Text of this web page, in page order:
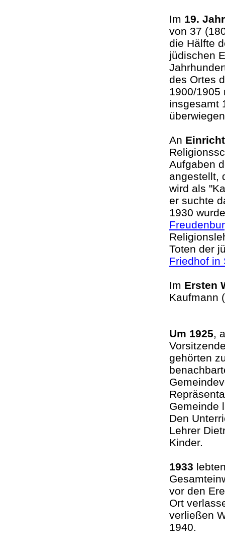
Im 19.
von 37
die Hälfte
jüdischen
des Ortes
1900/1905
insgesamt
An
Aufgaben
angestellt,
wird als
er suchte
1930
Toten der
Friedhof in
Im Ersten
Kaufmann
Um 1925,
gehörten
Gemeinde
Den
Lehrer
Kinder.
1933
vor den
Ort
verließen
1940.